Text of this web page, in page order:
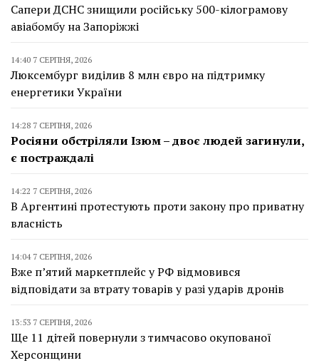
Сапери ДСНС знищили російську 500-кілограмову
авіабомбу на Запоріжжі
14:40 7 СЕРПНЯ, 2026
Люксембург виділив 8 млн євро на підтримку
енергетики України
14:28 7 СЕРПНЯ, 2026
Росіяни обстріляли Ізюм – двоє людей загинули,
є постраждалі
14:22 7 СЕРПНЯ, 2026
В Аргентині протестують проти закону про приватну
власність
14:04 7 СЕРПНЯ, 2026
Вже п’ятий маркетплейс у РФ відмовився
відповідати за втрату товарів у разі ударів дронів
13:53 7 СЕРПНЯ, 2026
Ще 11 дітей повернули з тимчасово окупованої
Херсонщини